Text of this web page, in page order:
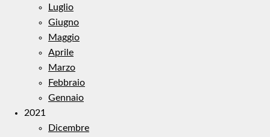
Luglio
Giugno
Maggio
Aprile
Marzo
Febbraio
Gennaio
2021
Dicembre